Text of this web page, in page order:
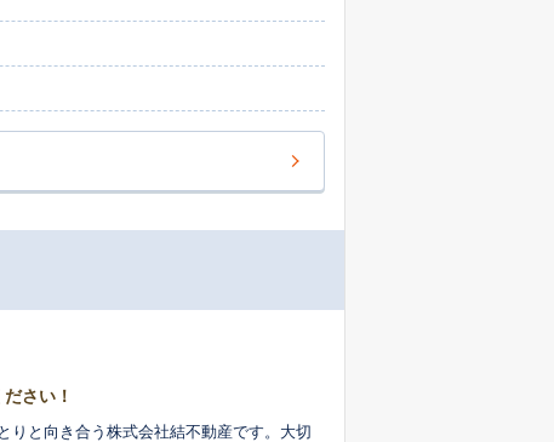
さい！
りと向き合う株式会社結不動産です。大切